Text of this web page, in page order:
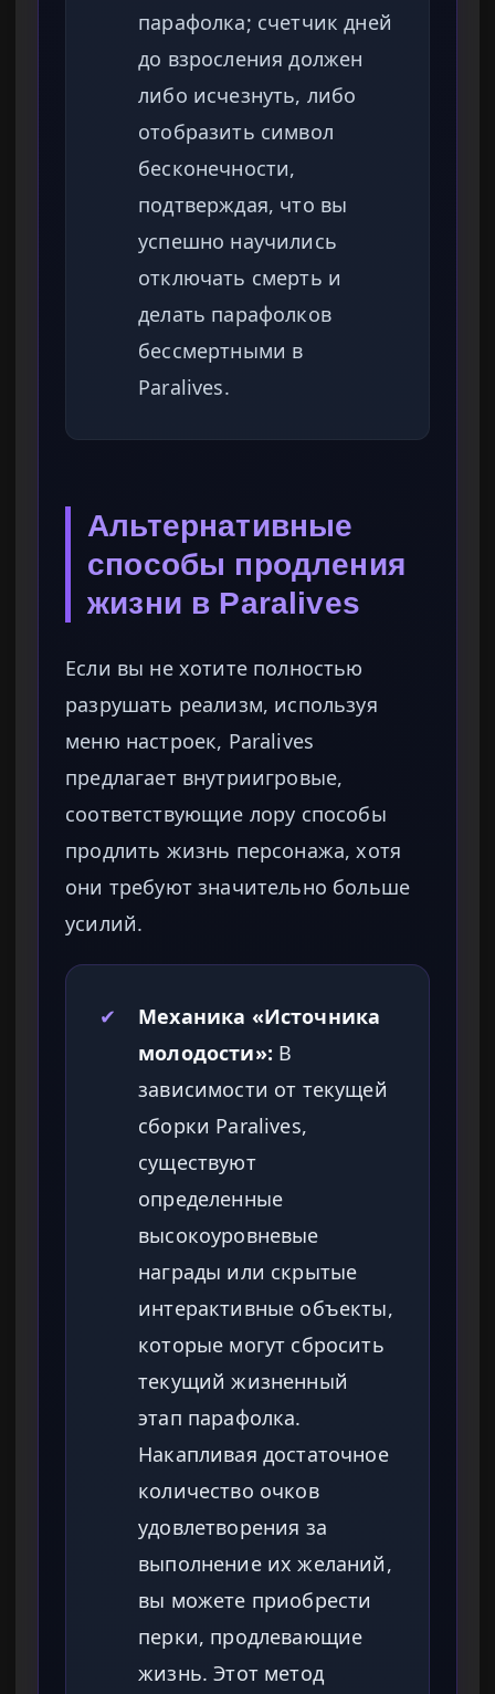
парафолка; счетчик дней
до взросления должен
либо исчезнуть, либо
отобразить символ
бесконечности,
подтверждая, что вы
успешно научились
отключать смерть и
делать парафолков
бессмертными в
Paralives.
Альтернативные
способы продления
жизни в Paralives
Если вы не хотите полностью
разрушать реализм, используя
меню настроек, Paralives
предлагает внутриигровые,
соответствующие лору способы
продлить жизнь персонажа, хотя
они требуют значительно больше
усилий.
✔
Механика «Источника
молодости»: В
зависимости от текущей
сборки Paralives,
существуют
определенные
высокоуровневые
награды или скрытые
интерактивные объекты,
которые могут сбросить
текущий жизненный
этап парафолка.
Накапливая достаточное
количество очков
удовлетворения за
выполнение их желаний,
вы можете приобрести
перки, продлевающие
жизнь. Этот метод